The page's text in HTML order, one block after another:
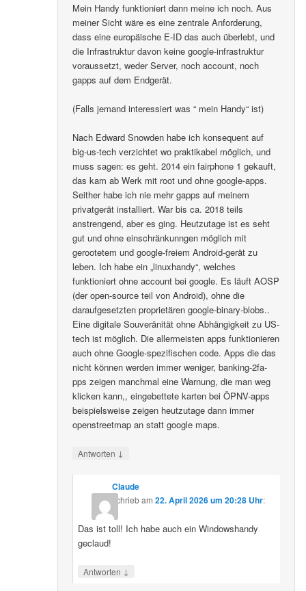
Mein Handy funktioniert dann meine ich noch. Aus
meiner Sicht wäre es eine zentrale Anforderung,
dass eine europäische E-ID das auch überlebt, und
die Infrastruktur davon keine google-infrastruktur
voraussetzt, weder Server, noch account, noch
gapps auf dem Endgerät.
(Falls jemand interessiert was “ mein Handy“ ist)
Nach Edward Snowden habe ich konsequent auf
big-us-tech verzichtet wo praktikabel möglich, und
muss sagen: es geht. 2014 ein fairphone 1 gekauft,
das kam ab Werk mit root und ohne google-apps.
Seither habe ich nie mehr gapps auf meinem
privatgerät installiert. War bis ca. 2018 teils
anstrengend, aber es ging. Heutzutage ist es seht
gut und ohne einschränkunngen möglich mit
gerootetem und google-freiem Android-gerät zu
leben. Ich habe ein „linuxhandy“, welches
funktioniert ohne account bei google. Es läuft AOSP
(der open-source teil von Android), ohne die
daraufgesetzten proprietären google-binary-blobs..
Eine digitale Souveränität ohne Abhängigkeit zu US-
tech ist möglich. Die allermeisten apps funktionieren
auch ohne Google-spezifischen code. Apps die das
nicht können werden immer weniger, banking-2fa-
pps zeigen manchmal eine Warnung, die man weg
klicken kann,, eingebettete karten bei ÖPNV-apps
beispielsweise zeigen heutzutage dann immer
openstreetmap an statt google maps.
Antworten ↓
Claude
schriebam 22. April 2026 um 20:28 Uhr:
Das ist toll! Ich habe auch ein Windowshandy
geclaud!
Antworten ↓